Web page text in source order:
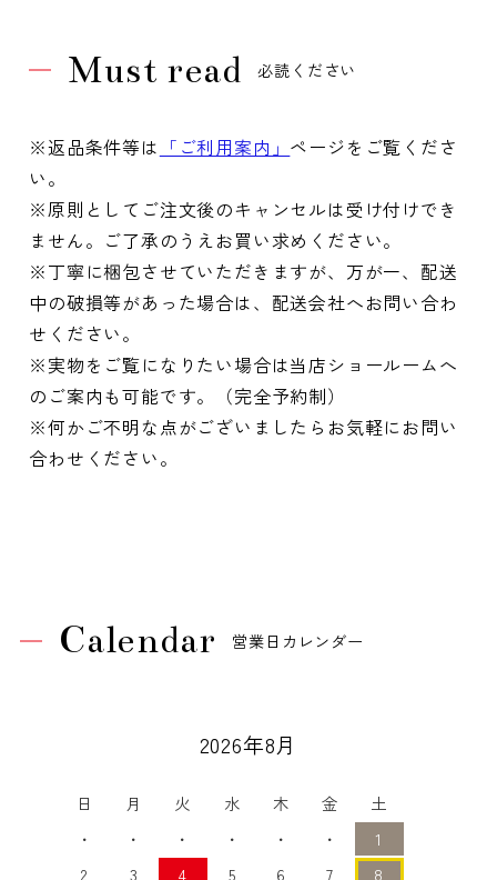
Must read 必読ください
※返品条件等は 「ご利用案内」 ページをご覧くださ
い。
※原則としてご注文後のキャンセルは受け付けでき
ません。ご了承のうえお買い求めください。
※丁寧に梱包させていただきますが、万が一、配送
中の破損等があった場合は、配送会社へお問い合わ
せください。
※実物をご覧になりたい場合は当店ショールームへ
のご案内も可能です。（完全予約制）
※何かご不明な点がございましたらお気軽にお問い
合わせください。
Calendar 営業日カレンダー
2026年8月
日 月 火 水 木 金
土
・
・ ・ ・ ・ ・
1
2
3 4 5 6 7
8